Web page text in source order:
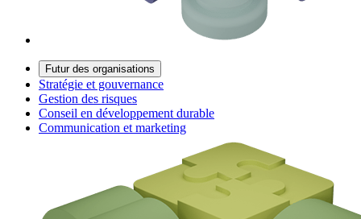
Futur des organisations
Stratégie et gouvernance
Gestion des risques
Conseil en développement durable
Communication et marketing